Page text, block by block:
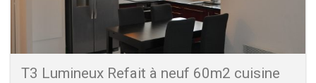
T3 Lumineux Refait à neuf 60m2 cuisine